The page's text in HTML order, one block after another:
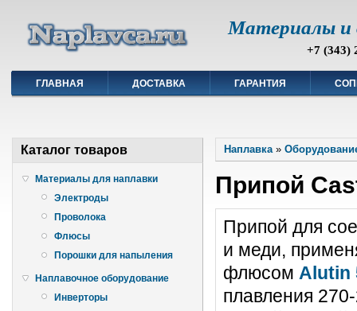
Материалы и
+7 (343)
ГЛАВНАЯ ДОСТАВКА ГАРАНТИЯ
Каталог товаров
Материалы для наплавки
Электроды
Проволока
Флюсы
Порошки для напыления
Наплавочное оборудование
Инверторы
Наплавка»
Припой
Припой для
и меди,
флюсом Alutin
плавления